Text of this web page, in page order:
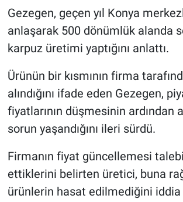
Gezegen, geçen yıl Konya
anlaşarak 500 dönümlük alanda
karpuz üretimi yaptığını anlattı.
Ürünün bir kısmının firma
alındığını ifade eden Gezegen,
fiyatlarının düşmesinin ardından
sorun yaşandığını ileri sürdü.
Firmanın fiyat güncellemesi
ettiklerini belirten üretici, buna
ürünlerin hasat edilmediğini